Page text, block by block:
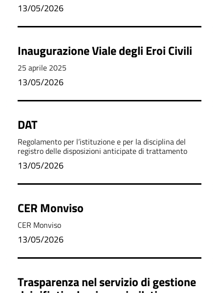
13/05/2026
Inaugurazione Viale degli Eroi Civili
25 aprile 2025
13/05/2026
DAT
Regolamento per l’istituzione e per la disciplina del
registro delle disposizioni anticipate di trattamento
13/05/2026
CER Monviso
CER Monviso
13/05/2026
Trasparenza nel servizio di gestione